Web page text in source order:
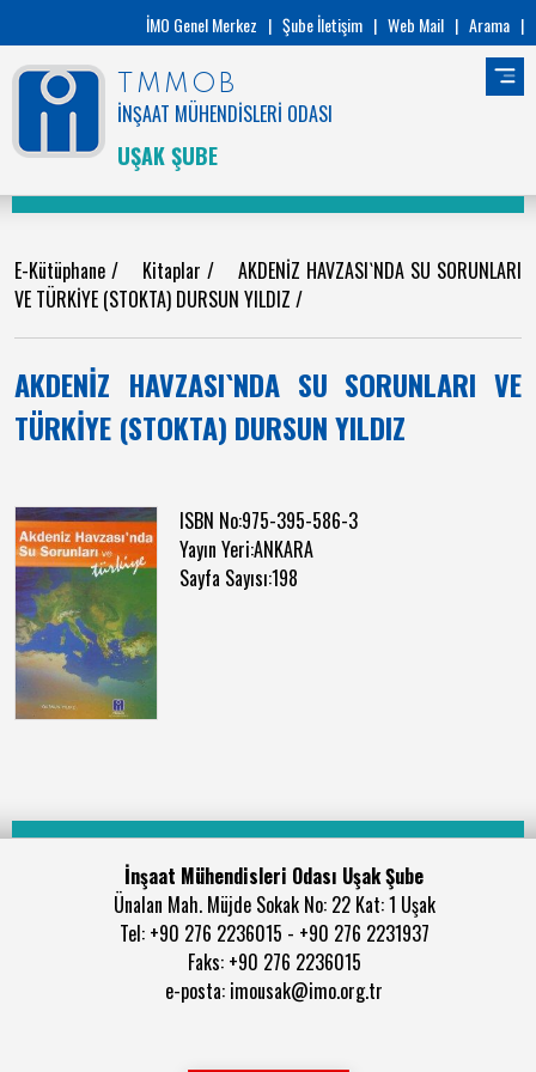
İMO Genel Merkez | Şube İletişim | Web Mail | Arama |
TMMOB
İNŞAAT MÜHENDİSLERİ ODASI
UŞAK ŞUBE
E-Kütüphane / Kitaplar / AKDENİZ HAVZASI`NDA SU SORUNLARI
VE TÜRKİYE (STOKTA) DURSUN YILDIZ /
AKDENİZ HAVZASI`NDA SU SORUNLARI VE
TÜRKİYE (STOKTA) DURSUN YILDIZ
ISBN No:975-395-586-3
Yayın Yeri:ANKARA
Sayfa Sayısı:198
İnşaat Mühendisleri Odası Uşak Şube
Ünalan Mah. Müjde Sokak No: 22 Kat: 1 Uşak
Tel: +90 276 2236015 - +90 276 2231937
Faks: +90 276 2236015
e-posta: imousak@imo.org.tr